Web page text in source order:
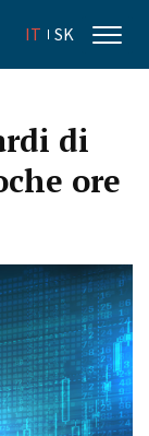
IT SK
di
ore